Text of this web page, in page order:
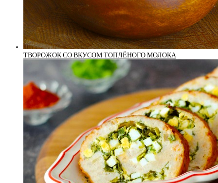
ТВОРОЖОК СО ВКУСОМ ТОПЛЁНОГО МОЛОКА